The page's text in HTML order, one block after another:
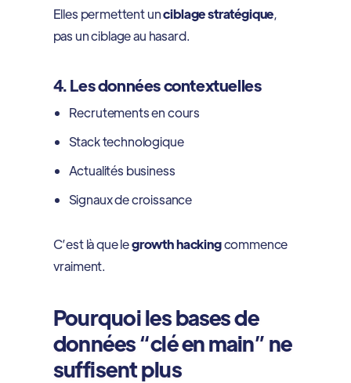
Elles permettent unciblage stratégique,
pas un ciblage au hasard.
4. Les données contextuelles
Recrutements en cours
Stack technologique
Actualités business
Signaux de croissance
C’est là que legrowth hackingcommence
vraiment.
Pourquoi les bases de
données “clé en main” ne
suffisent plus